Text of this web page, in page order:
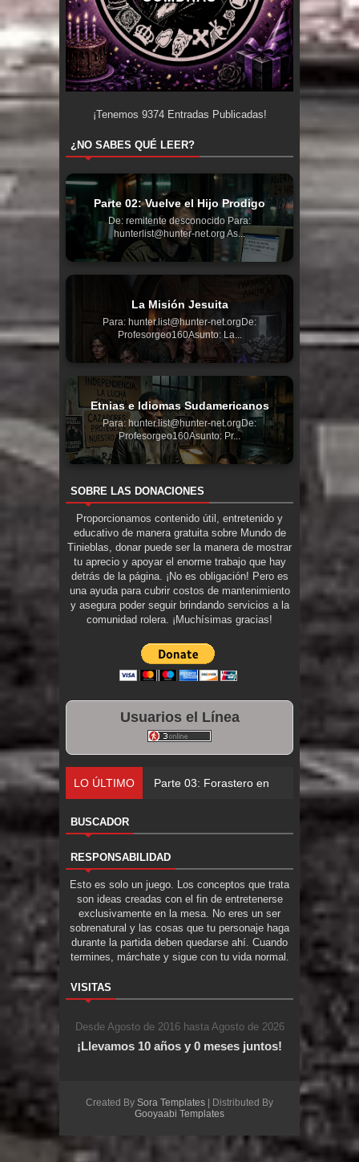
¡Tenemos 9374Entradas Publicadas!
¿NO SABES QUÉ LEER?
Parte 02: Vuelve el Hijo Prodigo
De: remitente desconocido Para:
hunterlist@hunter-net.org As...
La Misión Jesuita
Para: hunter.list@hunter-net.orgDe:
Profesorgeo160Asunto: La...
Etnias e Idiomas Sudamericanos
Para: hunter.list@hunter-net.orgDe:
Profesorgeo160Asunto: Pr...
SOBRE LAS DONACIONES
Proporcionamos contenido útil, entretenido y
educativo de manera gratuita sobre Mundo de
Tinieblas, donar puede ser la manera de mostrar
tu aprecio y apoyar el enorme trabajo que hay
detrás de la página. ¡No es obligación! Pero es
una ayuda para cubrir costos de mantenimiento
y asegura poder seguir brindando servicios a la
comunidad rolera. ¡Muchísimas gracias!
Usuarios el Línea
LO ÚLTIMO Parte 03: Forastero en Tierra Muerta
BUSCADOR
RESPONSABILIDAD
Esto es solo un juego. Los conceptos que trata
son ideas creadas con el fin de entretenerse
exclusivamente en la mesa. No eres un ser
sobrenatural y las cosas que tu personaje haga
durante la partida deben quedarse ahí. Cuando
termines, márchate y sigue con tu vida normal.
VISITAS
Desde Agosto de 2016 hasta Agosto de 2026
¡Llevamos 10 años y 0 meses juntos!
Created By Sora Templates | Distributed By
Gooyaabi Templates